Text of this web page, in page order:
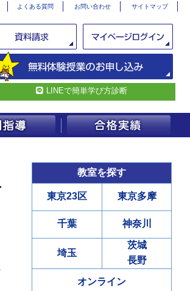
よくある質問 お問い合わせ サイトマップ
LINEで簡単学び方診断
教室を探す
東京23区 東京多摩
千葉 神奈川
埼玉
茨城
長野
オンライン